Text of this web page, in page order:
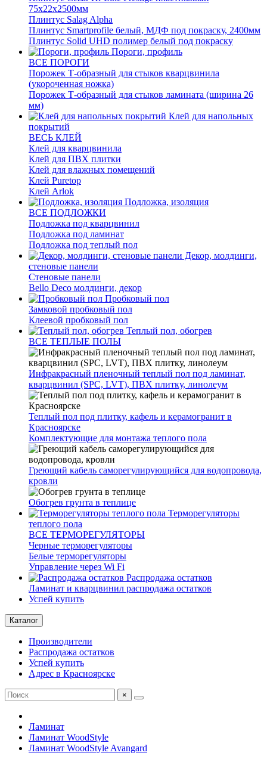
75х22х2500мм
Плинтус Salag Alpha
Плинтус Smartprofile белый, МДФ под покраску, 2400мм
Плинтус Solid UHD полимер белый под покраску
Пороги, профиль
ВСЕ ПОРОГИ
Порожек Т-образный для стыков кварцвинила
(укороченная ножка)
Порожек Т-образный для стыков ламината (ширина 26
мм)
Клей для напольных
покрытий
ВЕСЬ КЛЕЙ
Клей для кварцвинила
Клей для ПВХ плитки
Клей для влажных помещений
Клей Puretop
Клей Arlok
Подложка, изоляция
ВСЕ ПОДЛОЖКИ
Подложка под кварцвинил
Подложка под ламинат
Подложка под теплый пол
Декор, молдинги,
стеновые панели
Стеновые панели
Bello Deco молдинги, декор
Пробковый пол
Замковой пробковый пол
Клеевой пробковый пол
Теплый пол, обогрев
ВСЕ ТЕПЛЫЕ ПОЛЫ
Инфракрасный пленочный теплый пол под ламинат,
кварцвинил (SPC, LVT), ПВХ плитку, линолеум
Теплый пол под плитку, кафель и керамогранит в
Красноярске
Комплектующие для монтажа теплого пола
Греющий кабель саморегулирующийся для водопровода,
кровли
Обогрев грунта в теплице
Терморегуляторы
теплого пола
ВСЕ ТЕРМОРЕГУЛЯТОРЫ
Черные терморегуляторы
Белые терморегуляторы
Управление через Wi Fi
Распродажа остатков
Ламинат и кварцвинил распродажа остатков
Успей купить
Каталог
Производители
Распродажа остатков
Успей купить
Адрес в Красноярске
×
Ламинат
Ламинат WoodStyle
Ламинат WoodStyle Avangard